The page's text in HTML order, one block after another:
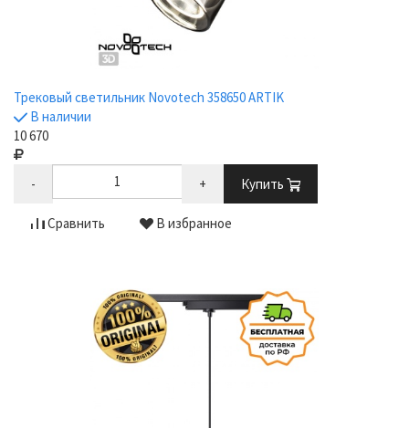
Трековый светильник Novotech 358650 ARTIK
В наличии
10 670
- + Купить
Сравнить В избранное